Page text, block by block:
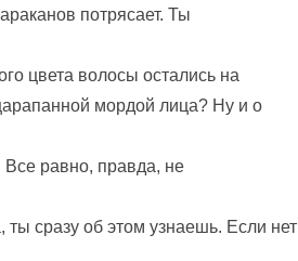
потрясает. Ты
цвета волосы остались на
мордой лица? Ну и о
равно, правда, не
сразу об этом узнаешь. Если нет